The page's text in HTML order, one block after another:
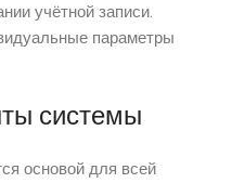
учётной записи.
параметры
системы
основой для всей